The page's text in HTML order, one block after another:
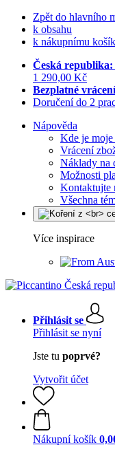
Zpět do hlavního
k obsahu
k nákupnímu
Česká
1 290,00 Kč
Bezplatné
Doručení do 2
Nápověda
Kde je
Vrácení
Náklady na
Možnosti
Kontaktujte
Všechna
Více inspirace
Přihlásit se
Přihlásit se nyní
Jste tu poprvé?
Vytvořit účet
Nákupní košík